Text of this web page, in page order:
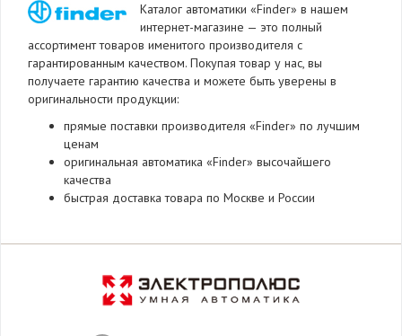
Каталог автоматики «Finder» в нашем
интернет-магазине — это полный
ассортимент товаров именитого производителя с
гарантированным качеством. Покупая товар у нас, вы
получаете гарантию качества и можете быть уверены в
оригинальности продукции:
прямые поставки производителя «Finder» по лучшим
ценам
оригинальная автоматика «Finder» высочайшего
качества
быстрая доставка товара по Москве и России